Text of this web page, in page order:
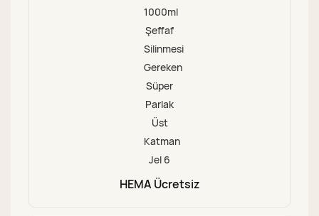
HEMA Ücretsiz